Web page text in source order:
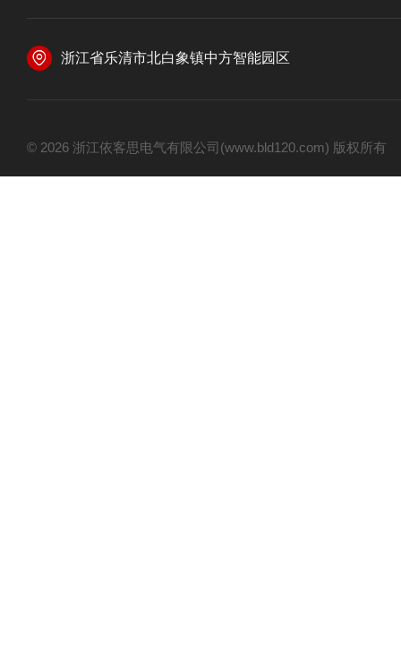
浙江省乐清市北白象镇中方智能园区
© 2026 浙江依客思电气有限公司(www.bld120.com) 版权所有